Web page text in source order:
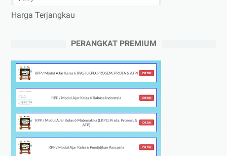
Harga Terjangkau
PERANGKAT PREMIUM